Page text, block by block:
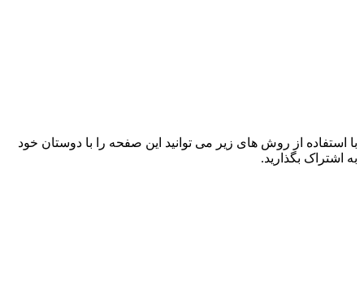
با استفاده از روش های زیر می توانید این صفحه را با دوستان خود
به اشتراک بگذارید.